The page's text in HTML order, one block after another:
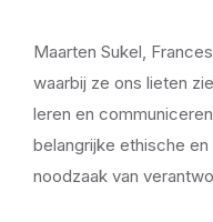
Maarten Sukel,
waarbij ze ons lieten
leren en
belangrijke ethische
noodzaak van